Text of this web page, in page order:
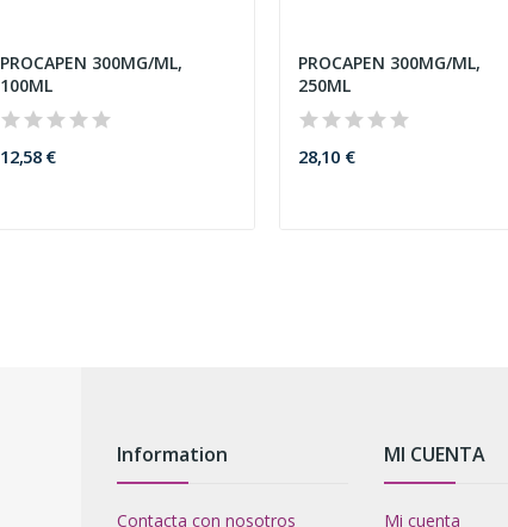
PROCAPEN 300MG/ML,
100ML
12,58 €
PROCAPEN 300MG/ML,
250ML
28,10 €
Information
Contacta con nosotros
MI CUENTA
Mi cuenta